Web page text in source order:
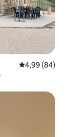
Note
4,99 (84)